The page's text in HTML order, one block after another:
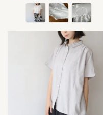
price
price